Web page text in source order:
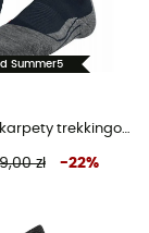
Summer5
zł -22%